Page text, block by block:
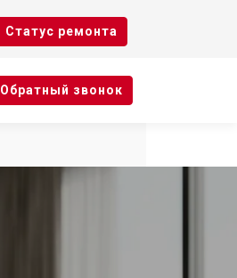
Cтатус ремонта
Oбратный звонок